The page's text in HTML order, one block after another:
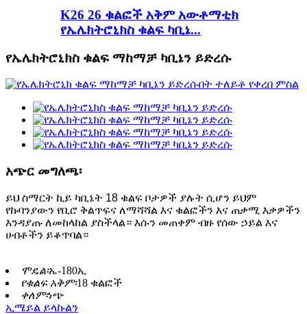
K26 26 ቁልፎች አቅም አውቶማቲክ
የኤሌክትሮኒክስ ቁልፍ ካቢኔ...
የኤሌክትሮኒክስ ቁልፍ ማከማቻ ካቢኔን ይድረሱ
አጭር መግለጫ፡
ይህ ስማርት ኪይ ካቢኔት 18 ቁልፍ ቦታዎች ያሉት ሲሆን ይህም
የኩባንያውን የቢሮ ቅልጥፍና ለማሻሻል እና ቁልፎችን እና ጠቃሚ እቃዎችን
እንዳያጡ ለመከላከል ያስችላል። እሱን መጠቀም ብዙ የሰው ኃይል እና
ሀብቶችን ይቆጥባል።
ሞዴል፡ኤ-180ኢ
የቁልፍ አቅም፡18 ቁልፎች
ቀለም፡ነጭ
ኢሜይል ይላኩልን